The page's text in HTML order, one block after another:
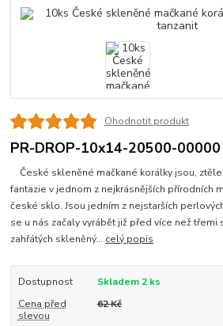
Ohodnotit produkt
PR-DROP-10x14-20500-00000
České skleněné mačkané korálky jsou,
fantazie v jednom z nejkrásnějších přírodních
české sklo. Jsou jedním z nejstarších
se u nás začaly vyrábět již před více než
zahřátých skleněný... celý popis
Dostupnost
Skladem 2 ks
Cena před
slevou
62 Kč